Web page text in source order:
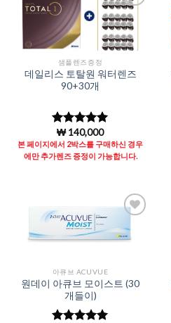
Add to
Wishlist
샘플렌즈증정
데일리스 토탈원 워터렌즈
90+30개
5 중에서
4.97로 평
가됨
₩140,000
본 페이지에서 2박스를 구매하신 경우
에만 추가렌즈 증정이 가능합니다.
Wishlist
아큐브 ACUVUE
원데이 아큐브 모이스트 (30
개들이)